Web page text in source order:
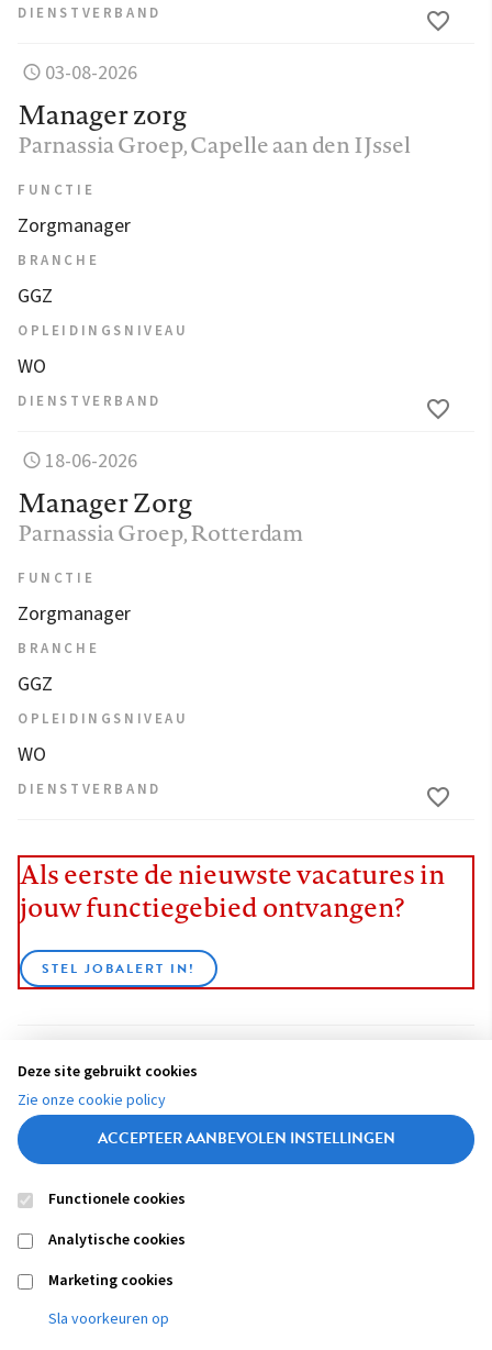
DIENSTVERBAND
03-08-2026
Manager zorg
Parnassia Groep, Capelle aan den IJssel
FUNCTIE
Zorgmanager
BRANCHE
GGZ
OPLEIDINGSNIVEAU
WO
DIENSTVERBAND
18-06-2026
Manager Zorg
Parnassia Groep, Rotterdam
FUNCTIE
Zorgmanager
BRANCHE
GGZ
OPLEIDINGSNIVEAU
WO
DIENSTVERBAND
Als eerste de nieuwste vacatures in
jouw functiegebied ontvangen?
STEL JOBALERT IN!
BEKIJK ALLE VACATURES
Footer
navigation
Deze site gebruikt cookies
Zie onze cookie policy
ACCEPTEER AANBEVOLEN INSTELLINGEN
Functionele cookies
Analytische cookies
Marketing cookies
Sla voorkeuren op